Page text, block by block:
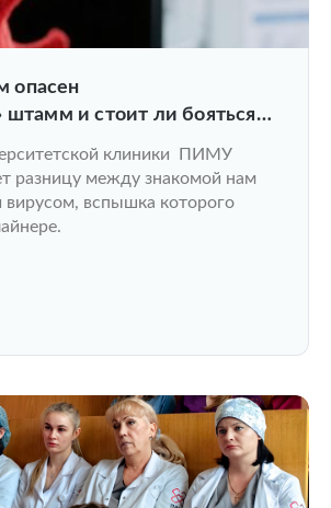
опасен
и стоит ли бояться
клиники ПИМУ
разницу между знакомой нам
вспышка которого